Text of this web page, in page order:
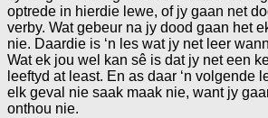
optrede in hierdie lewe, of jy gaan net
verby. Wat gebeur na jy dood gaan het
nie. Daardie is ‘n les wat jy net leer
Wat ek jou wel kan sê is dat jy net een
leeftyd at least. En as daar ‘n volgende
elk geval nie saak maak nie, want jy
onthou nie.